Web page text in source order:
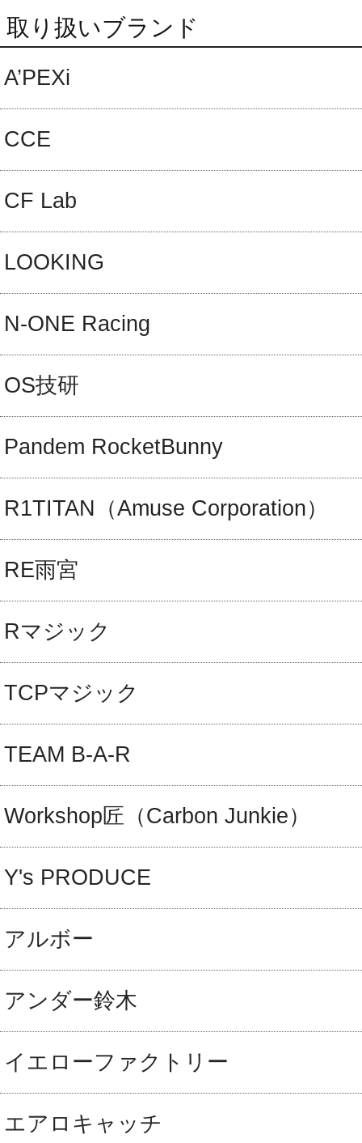
取り扱いブランド
A’PEXi
CCE
CF Lab
LOOKING
N-ONE Racing
OS技研
Pandem RocketBunny
R1TITAN（Amuse Corporation）
RE雨宮
Rマジック
TCPマジック
TEAM B-A-R
Workshop匠（Carbon Junkie）
Y's PRODUCE
アルボー
アンダー鈴木
イエローファクトリー
エアロキャッチ